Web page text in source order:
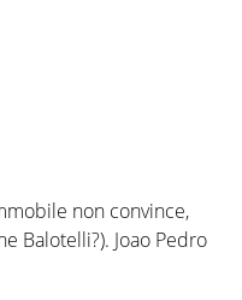
non convince,
Balotelli?). Joao Pedro